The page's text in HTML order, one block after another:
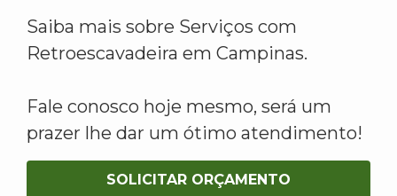
Saiba mais sobre Serviços com
Retroescavadeira em Campinas.
Fale conosco hoje mesmo, será um
prazer lhe dar um ótimo atendimento!
SOLICITAR ORÇAMENTO